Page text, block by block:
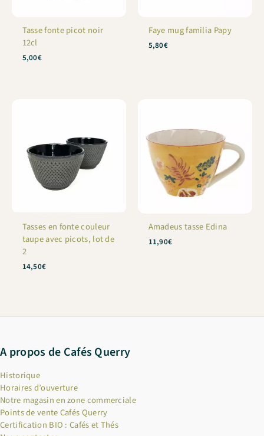
Tasse fonte picot noir
12cl
5,00€
Faye mug familia Papy
5,80€
Tasses en fonte couleur
taupe avec picots, lot de
2
14,50€
Amadeus tasse Edina
11,90€
A propos de Cafés Querry
Historique
Horaires d’ouverture
Notre magasin en zone commerciale
Points de vente Cafés Querry
Certification BIO : Cafés et Thés